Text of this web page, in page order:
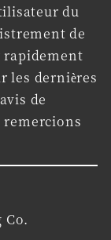
du
de
rapidement
les dernières
de
remercions
Co.